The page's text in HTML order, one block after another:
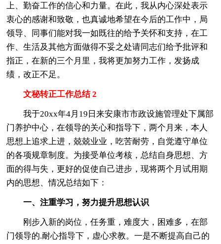
上、勤奋工作的信心和力量。在此，我从内心深处表示
衷心的感谢和致敬，也真诚地希望在今后的工作中，局
领导、同事们能对我一如既往的给予关怀和支持，在工
作、生活及其他方面做得不妥之处请同志们给予批评和
指正，在新的三个月里，我将更加努力工作，发扬成
绩，改正不足。
文秘转正工作总结 2
我于20xx年4月19日来安康市市政设施管理处下属部
门养护中心，在领导的关心和指导下，两个月来，本人
思想上追求上进，兢兢业业，吃苦耐劳，自觉遵守单位
的各项规章制度。为接受单位考核，总结自身思想、方
面的得与失，更好的促使自己进步，现将两个月试用期
内的思想、情况总结如下：
一、注重学习，努力提升思想认识
刚步入新的岗位，任务重，难度大，困难多，在部
门领导的.耐心指导下，虚心求教。一是不断提高自己的